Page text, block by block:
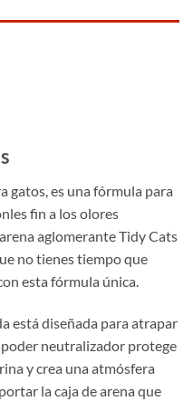
gatos, es una fórmula para
fin a los olores
aglomerante Tidy Cats
no tienes tiempo que
esta fórmula única.
está diseñada para atrapar
neutralizador protege
y crea una atmósfera
la caja de arena que